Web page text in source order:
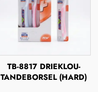
TB-8817 DRIEKLOU-
TANDEBORSEL (HARD)